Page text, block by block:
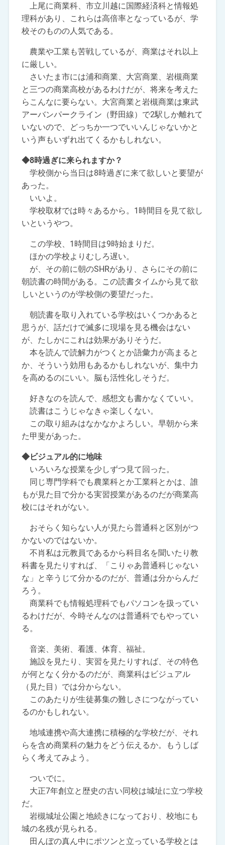
上尾に商業科、市立川越に国際経済科と情報処
理科があり、これらは高倍率となっているが、学
校そのものの人気である。
農業や工業も苦戦しているが、商業はそれ以上
に厳しい。
さいたま市には浦和商業、大宮商業、岩槻商業
と三つの商業高校があるわけだが、将来を考えた
らこんなに要らない。大宮商業と岩槻商業は東武
アーバンパークライン（野田線）で2駅しか離れて
いないので、どっちか一つでいいんじゃないかと
いう声もいずれ出てくるかもしれない。
◆8時過ぎに来られますか？
学校側から当日は8時過ぎに来て欲しいと要望が
あった。
いいよ。
学校取材では時々あるから。1時間目を見て欲し
いというやつ。
この学校、1時間目は9時始まりだ。
ほかの学校よりむしろ遅い。
が、その前に朝のSHRがあり、さらにその前に
朝読書の時間がある。この読書タイムから見て欲
しいというのが学校側の要望だった。
朝読書を取り入れている学校はいくつかあると
思うが、話だけで滅多に現場を見る機会はない
が、たしかにこれは効果がありそうだ。
本を読んで読解力がつくとか語彙力が高まると
か、そういう効用もあるかもしれないが、集中力
を高めるのにいい。脳も活性化しそうだ。
好きなのを読んで、感想文も書かなくていい。
読書はこうじゃなきゃ楽しくない。
この取り組みはなかなかよろしい。早朝から来
た甲斐があった。
◆ビジュアル的に地味
いろいろな授業を少しずつ見て回った。
同じ専門学科でも農業科とか工業科とかは、誰
もが見た目で分かる実習授業があるのだが商業高
校にはそれがない。
おそらく知らない人が見たら普通科と区別がつ
かないのではないか。
不肖私は元教員であるから科目名を聞いたり教
科書を見たりすれば、「こりゃあ普通科じゃない
な」と辛うじて分かるのだが、普通は分からんだ
ろう。
商業科でも情報処理科でもパソコンを扱ってい
るわけだが、今時そんなのは普通科でもやってい
る。
音楽、美術、看護、体育、福祉。
施設を見たり、実習を見たりすれば、その特色
が何となく分かるのだが、商業科はビジュアル
（見た目）では分からない。
このあたりが生徒募集の難しさにつながってい
るのかもしれない。
地域連携や高大連携に積極的な学校だが、それ
らを含め商業科の魅力をどう伝えるか。もうしば
らく考えてみよう。
ついでに。
大正7年創立と歴史の古い同校は城址に立つ学校
だ。
岩槻城址公園と地続きになっており、校地にも
城の名残が見られる。
田んぼの真ん中にポツンと立っている学校とは